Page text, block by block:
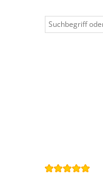
Kontakt
Allgemeine